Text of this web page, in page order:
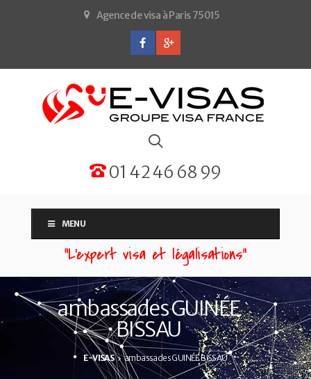
Agence de visa à Paris 75015
01 42 46 68 99
MENU
“L'expert visa et légalisations”
ambassades GUINÉE
BISSAU
E-VISAS ambassades GUINÉE BISSAU